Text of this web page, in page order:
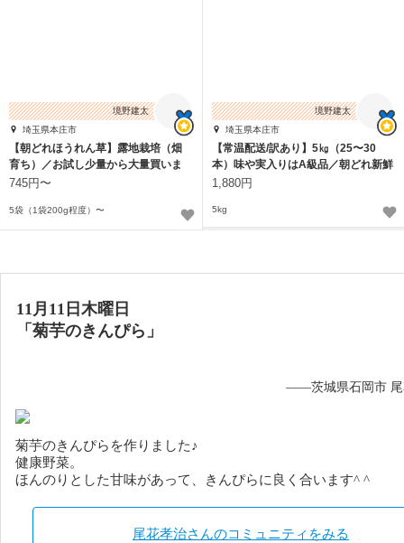
境野建太
埼玉県本庄市
【朝どれほうれん草】露地栽培（畑
育ち）／お試し少量から大量買いま
で！ 常温配送
745円〜
5袋（1袋200g程度）〜
境野建太
埼玉県本庄市
【常温配送/訳あり】5㎏（25〜30
本）味や実入りはA級品／朝どれ新鮮
きゅうり
1,880円
5kg
11月11日木曜日
「菊芋のきんぴら」
——茨城県石岡市 尾
菊芋のきんぴらを作りました♪
健康野菜。
ほんのりとした甘味があって、きんぴらに良く合います^ ^
尾花孝治さんのコミュニティをみる